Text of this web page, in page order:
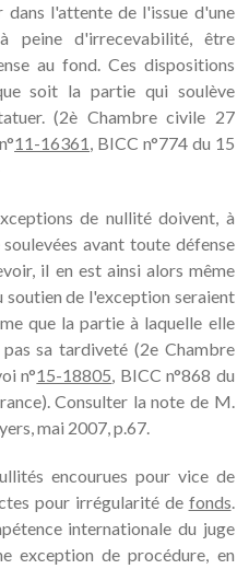
dans l'attente de l'issue d'une
peine d'irrecevabilité, être
au fond. Ces dispositions
soit la partie qui soulève
(2è Chambre civile 27
11-16361, BICC n°774 du 15
de nullité doivent, à
avant toute défense
il en est ainsi alors même
soutien de l'exception seraient
que la partie à laquelle elle
sa tardiveté (2e Chambre
n°15-18805, BICC n°868 du
Consulter la note de M.
mai 2007, p.67.
encourues pour vice de
pour irrégularité de fonds.
internationale du juge
exception de procédure, en